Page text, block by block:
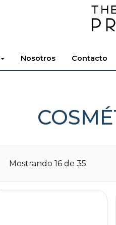
Nosotros Contacto
Mostrando 16 de 35